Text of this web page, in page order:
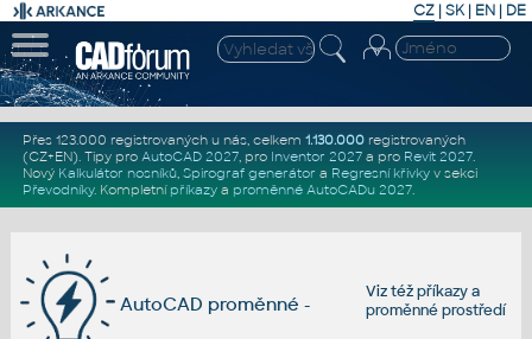
CZ | SK| EN | DE
Přes 123.000 registrovaných u nás, celkem 1.130.000registrovaných
(CZ+EN). Tipy pro AutoCAD 2027, pro Inventor 2027a pro Revit 2027.
Nový Kalkulátor nosníků, Spirograf generátor a Regresní křivkyv sekci
Převodníky. Kompletní příkazya proměnné AutoCADu 2027.
Viz téžpříkazya
proměnné prostředí
AutoCAD proměnné -